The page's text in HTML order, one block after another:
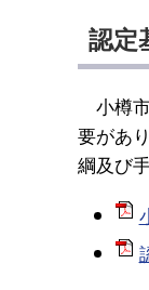
認定
小樽
要があ
綱及び